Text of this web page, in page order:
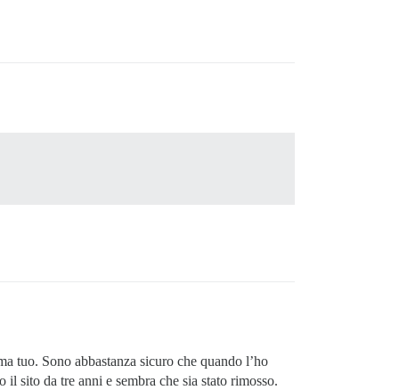
tuo. Sono abbastanza sicuro che quando l’ho
sito da tre anni e sembra che sia stato rimosso.